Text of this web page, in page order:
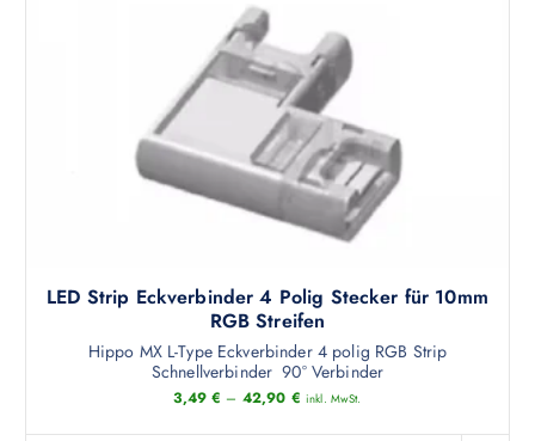
D
i
e
O
p
t
i
o
n
k
ö
n
n
k
t
w
e
i
s
t
m
r
e
r
e
V
a
LED Strip Eckverbinder 4 Polig Stecker für 10mm
RGB Streifen
Hippo MX L-Type Eckverbinder 4 polig RGB Strip
Schnellverbinder 90° Verbinder
3,49€ – 42,90 € inkl. MwSt.